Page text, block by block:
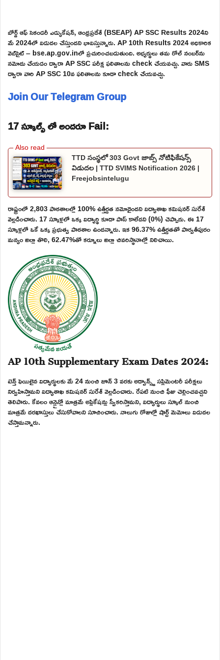
బోర్డ్ ఆఫ్ సెకండరీ ఎడ్యుకేషన్, ఆంధ్రప్రదేశ్ (BSEAP) AP SSC Results 2024ని
మే 2024లో విడుదల చేస్తుందని భావిస్తున్నారు. AP 10th Results 2024 అధికారిక
వెబ్‌సైట్ – bse.ap.gov.inలో ప్రచురించబడుతుంది. అభ్యర్థులు తమ రోల్ నంబర్‌ను
నమోదు చేయడం ద్వారా AP SSC పరీక్ష ఫలితాలను check చేయవచ్చు. వారు SMS
ద్వారా వారి AP SSC 10వ ఫలితాలను కూడా check చేయవచ్చు.
Join Our Telegram Group
17 స్కూల్స్ లో అందరూ Fail:
TTD సంస్థలో 303 Govt జాబ్స్ నోటిఫికేషన్స్
విడుదల | TTD SVIMS Notification 2026 |
Freejobsintelugu
రాష్ట్రంలో 2,803 పాఠశాలల్లో 100% ఉత్తీర్ణత నమోదైందని విద్యాశాఖ కమిషనర్ సురేశ్
వెల్లడించారు. 17 స్కూళ్లలో ఒక్క విద్యార్థి కూడా పాస్ కాలేదని (0%) చెప్పారు. ఈ 17
స్కూళ్లలో ఒకే ఒక్క ప్రభుత్వ పాఠశాల ఉందన్నారు. ఇక 96.37% ఉత్తీర్ణతతో పార్వతీపురం
మన్యం జిల్లా తొలి, 62.47%తో కర్నూలు జిల్లా చివరిస్థానాల్లో నిలిచాయి.
AP 10th Supplementary Exam Dates 2024:
టెన్త్ ఫెయిలైన విద్యార్థులకు మే 24 నుంచి జూన్ 3 వరకు అడ్వాన్స్డ్ సప్లిమెంటరీ పరీక్షలు
నిర్వహిస్తామని విద్యాశాఖ కమిషనర్ సురేశ్ వెల్లడించారు. రేపటి నుంచి ఫీజు చెల్లించవచ్చని
తెలిపారు. కేవలం ఆన్లైన్లో మాత్రమే అప్లికేషన్లు స్వీకరిస్తామని, విద్యార్థులు స్కూల్ నుంచి
మాత్రమే దరఖాస్తులు చేసుకోవాలని సూచించారు. నాలుగు రోజుల్లో షార్ట్ మెమోలు విడుదల
చేస్తామన్నారు.